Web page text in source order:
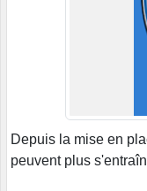
Depuis la mise en
peuvent plus